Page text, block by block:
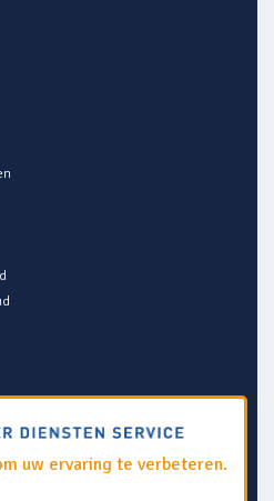
uw ervaring te verbeteren.